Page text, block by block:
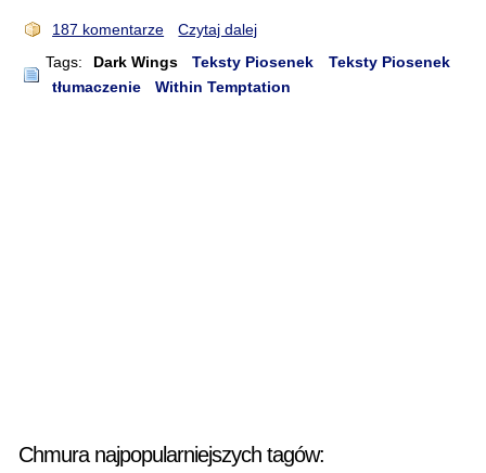
187 komentarze
Czytaj dalej
Tags:
Dark Wings Teksty Piosenek
Teksty Piosenek
tłumaczenie
Within Temptation
Chmura najpopularniejszych tagów: